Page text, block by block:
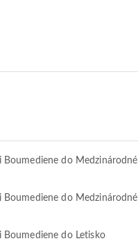
Boumediene do Medzinárodné
Boumediene do Medzinárodné
Boumediene do Letisko